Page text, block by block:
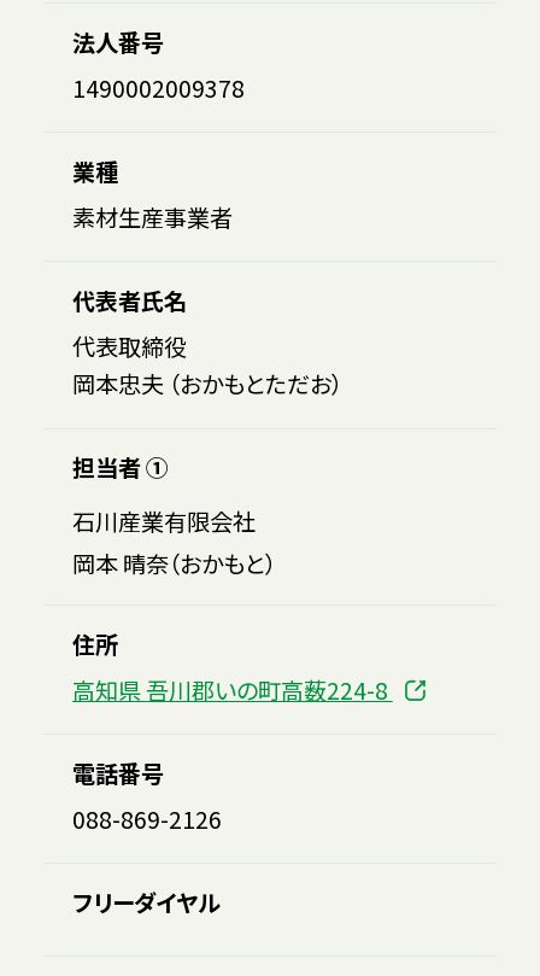
法人番号
1490002009378
業種
素材生産事業者
代表者氏名
代表取締役
岡本忠夫 （おかもとただお）
担当者 ①
石川産業有限会社
岡本 晴奈（おかもと）
住所
高知県 吾川郡いの町高薮224-8
電話番号
088-869-2126
フリーダイヤル